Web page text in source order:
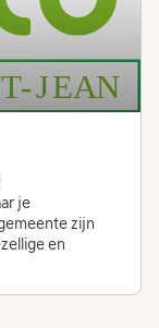
je
zijn
en